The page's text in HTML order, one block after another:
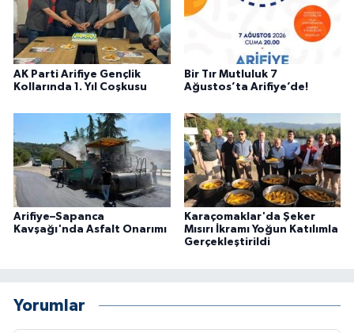
AK Parti Arifiye Gençlik
Kollarında 1. Yıl Coşkusu
Bir Tır Mutluluk 7
Ağustos’ta Arifiye’de!
Arifiye–Sapanca
Kavşağı'nda Asfalt Onarımı
Karaçomaklar'da Şeker
Mısırı İkramı Yoğun Katılımla
Gerçekleştirildi
Yorumlar